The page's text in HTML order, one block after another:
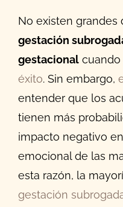
No existen grandes
gestación
gestacionalcuando
éxito. Sin embargo,
entender que los
tienen más
impacto negativo
emocional de las
esta razón, la
gestación